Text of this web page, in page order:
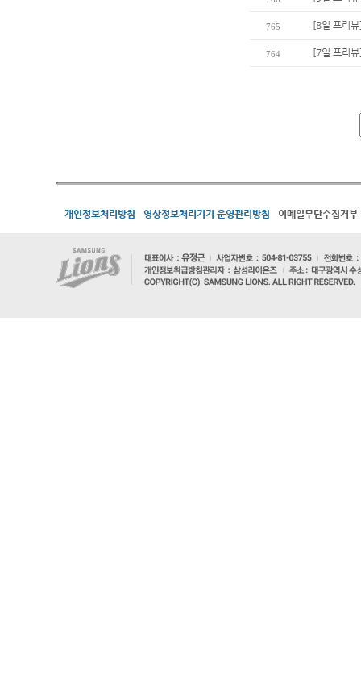
765 [8일 프리
764 [7일 프리
개인정보처리방침 영상정보처리기기 운영관리방침 이메일무단수집거부